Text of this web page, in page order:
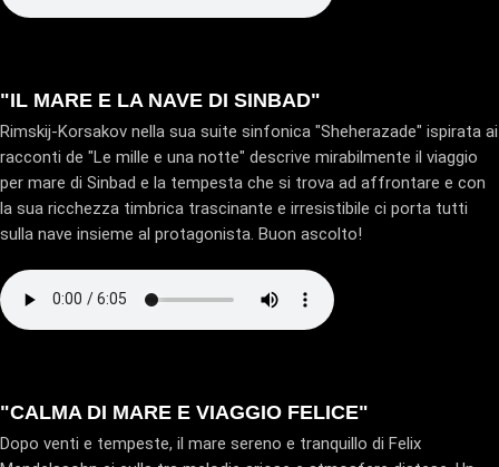
"IL MARE E LA NAVE DI SINBAD"
Rimskij-Korsakov nella sua suite sinfonica "Sheherazade" ispirata ai
racconti de "Le mille e una notte" descrive mirabilmente il viaggio
per mare di Sinbad e la tempesta che si trova ad affrontare e con
la sua ricchezza timbrica trascinante e irresistibile ci porta tutti
sulla nave insieme al protagonista. Buon ascolto!
"CALMA DI MARE E VIAGGIO FELICE"
Dopo venti e tempeste, il mare sereno e tranquillo di Felix